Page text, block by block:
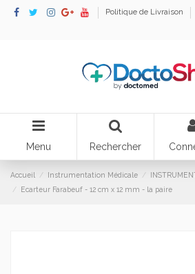
Politique de Livraison
Menu Rechercher
Accueil Instrumentation Médicale
Ecarteur Farabeuf - 12 cm x 12 mm - la paire